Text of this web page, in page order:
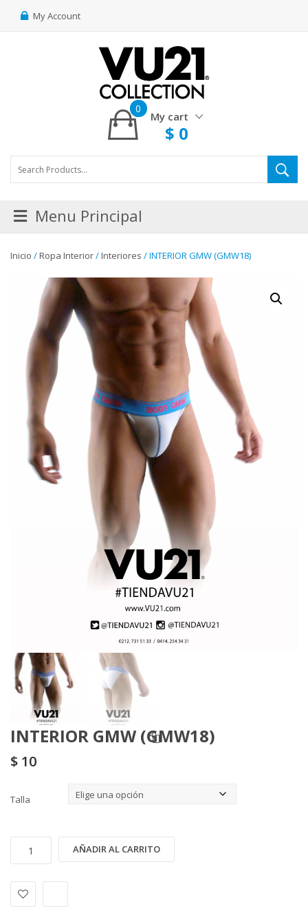
My Account
My cart
0
$ 0
Menu Principal
Inicio /Ropa Interior/Interiores / INTERIOR GMW (GMW18)
INTERIOR GMW (GMW18)
$ 10
Talla
GMW
cantidad
AÑADIR AL CARRITO